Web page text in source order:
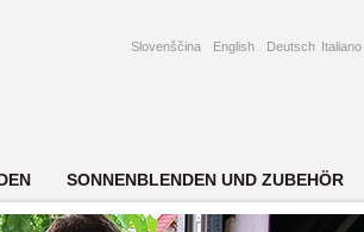
Slovenščina English Deutsch Italiano
SONNENBLENDEN UND ZUBEHÖR